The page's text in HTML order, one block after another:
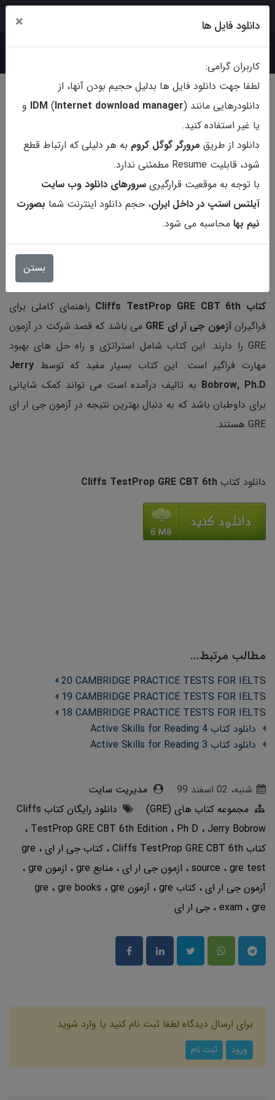
ورود ثبت‌نام
کتاب Cliffs TestProp GRE CBT
کتاب Cliffs TestProp GRE CBT 6th
راهنمای کاملی برای
فراگیرانآزمون جی آر ای GRE می باشد که قصد شرکت در آزمون
GRE را دارند. این کتاب شامل استراتژی و راه حل های بهبود
مهارت فراگیر است. این کتاب بسیار مفید که توسط Jerry
Bobrow, Ph.D به تالیف درآمده است می تواند کمک شایانی
برای داوطبان باشد که به دنبال بهترین نتیجه در آزمون جی ار ای
GRE هستند.
دانلود کتاب Cliffs TestProp GRE CBT 6th
مطالب مرتبط...
20 CAMBRIDGE PRACTICE TESTS FOR IELTS
19 CAMBRIDGE PRACTICE TESTS FOR IELTS
18 CAMBRIDGE PRACTICE TESTS FOR IELTS
دانلود کتاب Active Skills for Reading 4
دانلود کتاب Active Skills for Reading 3
شنبه، 02 اسفند 99
مدیریت سایت
مجموعه کتاب های (GRE)
دانلود رایگان کتاب Cliffs
TestProp GRE CBT 6th Edition
Ph D
Jerry Bobrow
کتاب Cliffs TestProp GRE CBT 6th
کتاب جی ار ای
gre
source
gre test ازمون جی ار ای منابع gre
ازمون gre
آزمون جی ار ای کتاب gre آزمون gre gre books
gre
exam
gre جی ار ای
برای ارسال دیدگاه لطفا ثبت نام کنید یا وارد شوید.
ورود ثبت نام
دانلود فایل ها ×
کاربران گرامی:
لطفا جهت دانلود فایل ها بدلیل حجیم بودن آنها، از
دانلودرهایی مانند (
Internet download manager
)
IDM و
یا غیر استفاده کنید.
دانلود از طریق مرورگر گوگل کروم به هر دلیلی که ارتباط قطع
شود، قابلیت Resume مطمئنی ندارد.
با توجه به موقعیت قرارگیری سرورهای دانلود وب سایت
آیلتس استپ در داخل ایران، حجم دانلود اینترنت شما بصورت
نیم بها محاسبه می شود.
بستن